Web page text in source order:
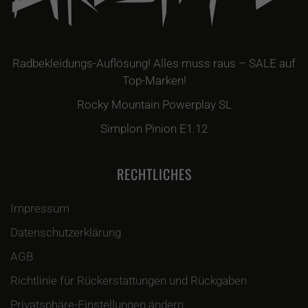
Radbekleidungs-Auflösung! Alles muss raus – SALE auf
Top-Marken!
Rocky Mountain Powerplay SL
Simplon Pinion E1.12
RECHTLICHES
Impressum
Datenschutzerklärung
AGB
Richtlinie für Rückerstattungen und Rückgaben
Privatsphäre-Einstellungen ändern